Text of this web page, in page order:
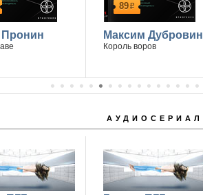
Пронин
89р
Максим Дубровин
Король воров
АУДИОСЕРИАЛ